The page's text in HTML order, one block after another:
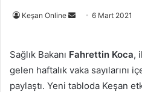
Keşan Online
Bir
göndermek
6 Mart 2021
Sağlık Bakanı Fahrettin Koca,
gelen haftalık vaka sayılarını
paylaştı. Yeni tabloda Keşan